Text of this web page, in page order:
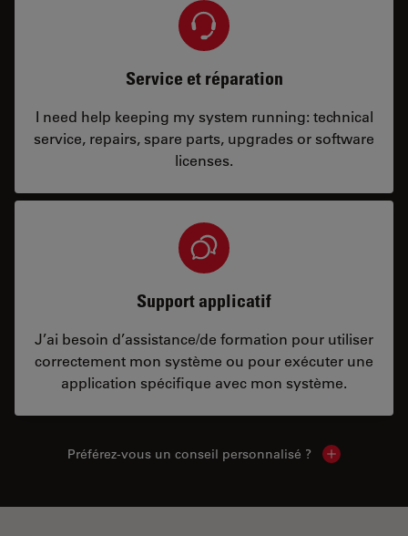
Service et réparation
I need help keeping my system running: technical
service, repairs, spare parts, upgrades or software
licenses.
Support applicatif
J’ai besoin d’assistance/de formation pour utiliser
correctement mon système ou pour exécuter une
application spécifique avec mon système.
Préférez-vous un conseil personnalisé ? Show local